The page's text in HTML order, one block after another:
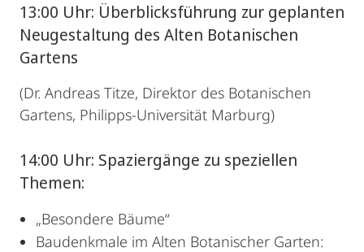
13:00 Uhr: Überblicksführung zur geplanten
Neugestaltung des Alten Botanischen
Gartens
(Dr. Andreas Titze, Direktor des Botanischen
Gartens, Philipps-Universität Marburg)
14:00 Uhr: Spaziergänge zu speziellen
Themen:
„Besondere Bäume“
Baudenkmale im Alten Botanischer Garten: